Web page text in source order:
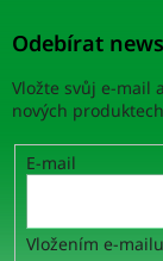
Odebírat
Vložte svůj e-mail
nových
E-mail
Vložením e-